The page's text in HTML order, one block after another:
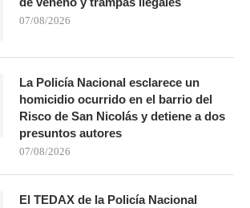
07/08/2026
La Policía Nacional esclarece un
homicidio ocurrido en el barrio del
Risco de San Nicolás y detiene a dos
presuntos autores
07/08/2026
El TEDAX de la Policía Nacional